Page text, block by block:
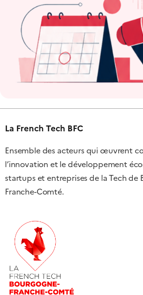
La French Tech BFC
Ensemble des acteurs qui œuvrent
l’innovation et le développement
startups et entreprises de la Tech de
Franche-Comté.